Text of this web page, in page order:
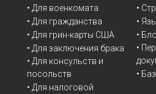
• Для военкомата
• Для гражданства
• Для грин-карты США
• Для заключения брака
• Для консульств и
посольств
• Для налоговой
•
•
•
•
•